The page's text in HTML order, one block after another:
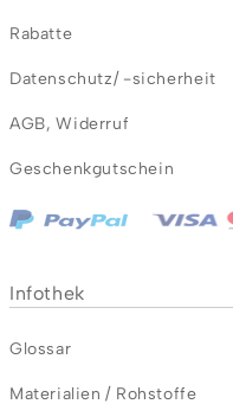
Rabatte
Datenschutz/ -sicherheit
AGB,Widerruf
Geschenkgutschein
Infothek
Glossar
Materialien / Rohstoffe